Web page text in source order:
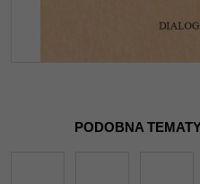
PODOBNA